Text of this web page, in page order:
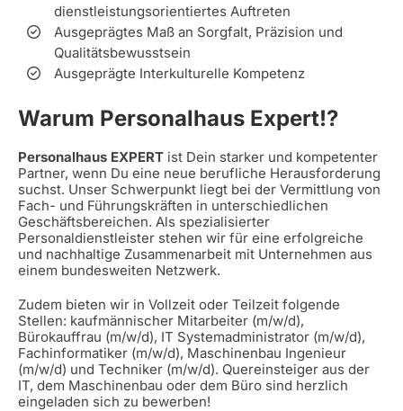
dienstleistungsorientiertes Auftreten
Ausgeprägtes Maß an Sorgfalt, Präzision und
Qualitätsbewusstsein
Ausgeprägte Interkulturelle Kompetenz
Warum Personalhaus Expert!?
Personalhaus EXPERT ist Dein starker und kompetenter
Partner, wenn Du eine neue berufliche Herausforderung
suchst. Unser Schwerpunkt liegt bei der Vermittlung von
Fach- und Führungskräften in unterschiedlichen
Geschäftsbereichen. Als spezialisierter
Personaldienstleister stehen wir für eine erfolgreiche
und nachhaltige Zusammenarbeit mit Unternehmen aus
einem bundesweiten Netzwerk.
Zudem bieten wir in Vollzeit oder Teilzeit folgende
Stellen: kaufmännischer Mitarbeiter (m/w/d),
Bürokauffrau (m/w/d), IT Systemadministrator (m/w/d),
Fachinformatiker (m/w/d), Maschinenbau Ingenieur
(m/w/d) und Techniker (m/w/d). Quereinsteiger aus der
IT, dem Maschinenbau oder dem Büro sind herzlich
eingeladen sich zu bewerben!